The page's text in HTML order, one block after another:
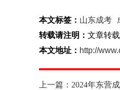
本文标签： 山东成考
转载请注明： 文章转
本文地址： http://
上一篇：2024年东营